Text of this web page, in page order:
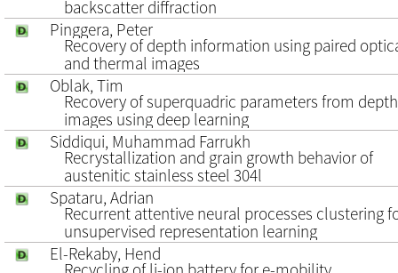
backscatter diffraction
Pinggera, Peter
Recovery of depth information using paired
and thermal images
Oblak, Tim
Recovery of superquadric parameters from depth
images using deep learning
Siddiqui, Muhammad Farrukh
Recrystallization and grain growth behavior of
austenitic stainless steel 304l
Spataru, Adrian
Recurrent attentive neural processes clustering
unsupervised representation learning
El-Rekaby, Hend